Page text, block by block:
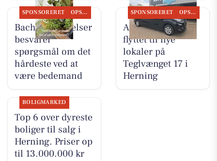
SPONSORERET OPSLAGSTAVLEN
Bachs Begravelser
besvarer
spørgsmål om det
hårdeste ved at
være bedemand
SPONSORERET OPSLAGSTAVLEN
AutoFit A/S er
flyttet til nye
lokaler på
Teglvænget 17 i
Herning
BOLIGMARKED
Top 6 over dyreste
boliger til salg i
Herning. Priser op
til 13.000.000 kr